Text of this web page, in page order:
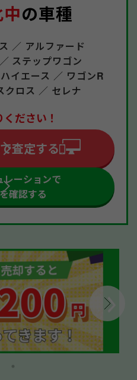
の車種
／ アルファード
ステップワゴン
ハイエース ／ ワゴンR
クロス ／ セレナ
ださい！
査定する
レーションで
確認する